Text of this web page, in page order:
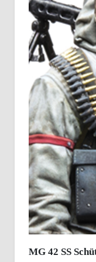
MG 42 SS